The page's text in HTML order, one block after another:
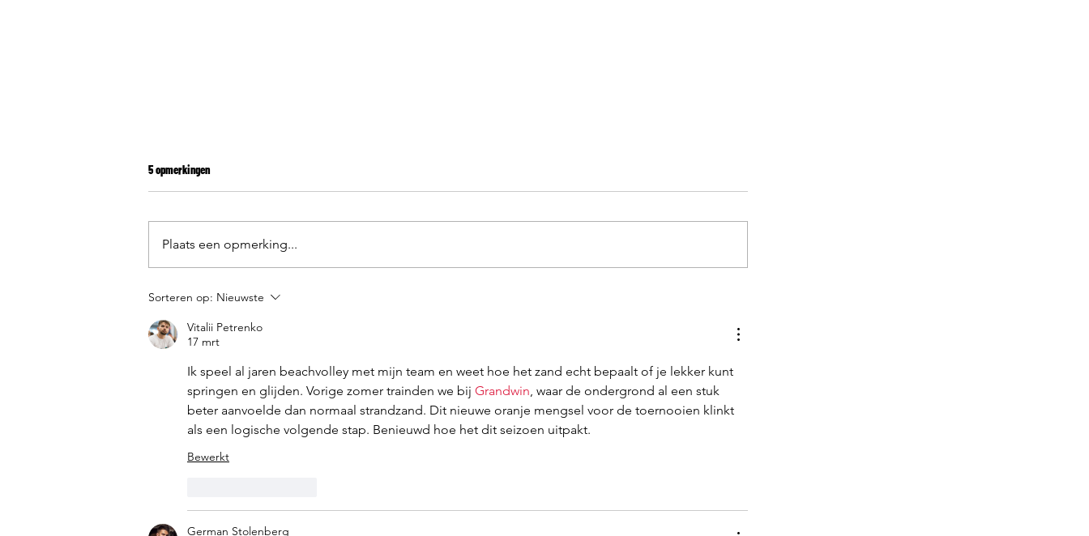
Beachhandbal Beachsoccer
5 opmerkingen
Plaats een opmerking...
Sorteren op: Nieuwste
Vitalii Petrenko
17 mrt
Ik speel al jaren beachvolley met mijn team en weet hoe het zand echt bepaalt of je lekker kunt
springen en glijden. Vorige zomer trainden we bij Grandwin, waar de ondergrond al een stuk
beter aanvoelde dan normaal strandzand. Dit nieuwe oranje mengsel voor de toernooien klinkt
als een logische volgende stap. Benieuwd hoe het dit seizoen uitpakt.
Bewerkt
German Stolenberg